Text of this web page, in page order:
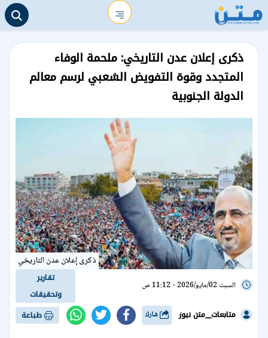
ذكرى إعلان عدن التاريخي: ملحمة الوفاء
المتجدد وقوة التفويض الشعبي لرسم معالم
الدولة الجنوبية
ذكرى إعلان عدن التاريخي
السبت 02/مايو/2026 - 11:12 ص
تقارير
وتحقيقات
متابعات__متن نيوز
طباعة